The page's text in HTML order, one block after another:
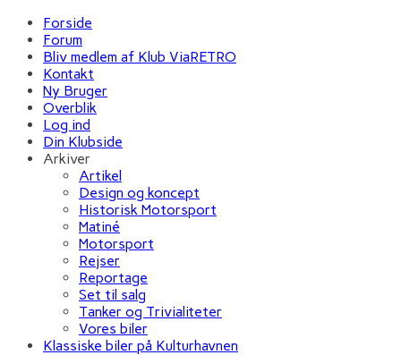
Forside
Forum
Bliv medlem af Klub ViaRETRO
Kontakt
Ny Bruger
Overblik
Log ind
Din Klubside
Arkiver
Artikel
Design og koncept
Historisk Motorsport
Matiné
Motorsport
Rejser
Reportage
Set til salg
Tanker og Trivialiteter
Vores biler
Klassiske biler på Kulturhavnen